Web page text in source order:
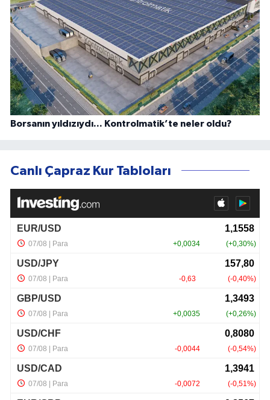
Borsanın yıldızıydı... Kontrolmatik’te neler oldu?
Canlı Çapraz Kur Tabloları